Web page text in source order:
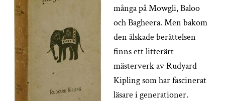
många på Mowgli, Baloo
och Bagheera. Men bakom
den älskade berättelsen
finns ett litterärt
mästerverk av Rudyard
Kipling som har fascinerat
läsare i generationer.